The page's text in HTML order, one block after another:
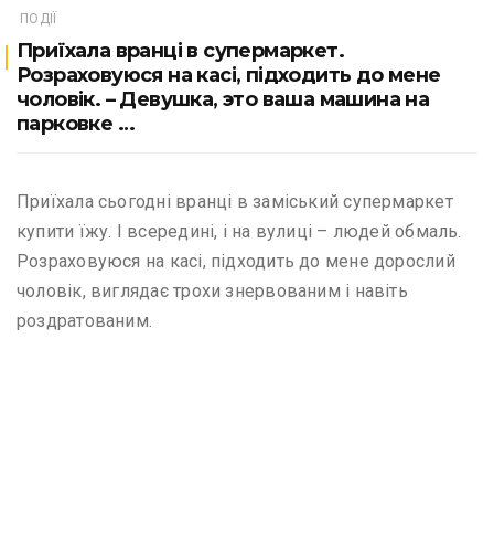
ПОДІЇ
Приїхала вранці в супермаркет.
Розраховуюся на касі, підходить до мене
чоловік. – Девушка, это ваша машина на
парковке …
Приїхала сьогодні вранці в заміський супермаркет
купити їжу. І всередині, і на вулиці – людей обмаль.
Розраховуюся на касі, підходить до мене дорослий
чоловік, виглядає трохи знервованим і навіть
роздратованим.